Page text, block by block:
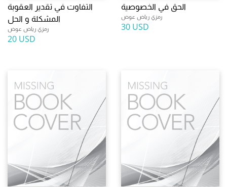
التفاوت في تقدير العقوبة
المشكلة و الحل
رمزي رياض عوض
20 USD
الحق في الخصوصية
رمزي رياض عوض
30 USD